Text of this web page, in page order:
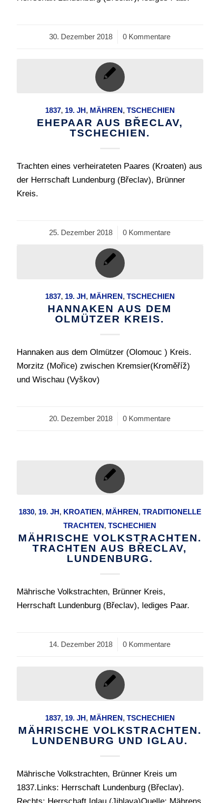
30. Dezember 2018
/ 0 Kommentare
1837, 19. JH, MÄHREN, TSCHECHIEN
EHEPAAR AUS BŘECLAV,
TSCHECHIEN.
Trachten eines verheirateten Paares (Kroaten) aus
der Herrschaft Lundenburg (Břeclav), Brünner
Kreis.
25. Dezember 2018
/ 0 Kommentare
1837, 19. JH, MÄHREN, TSCHECHIEN
HANNAKEN AUS DEM
OLMÜTZER KREIS.
Hannaken aus dem Olmützer (Olomouc ) Kreis.
Morzitz (Mořice) zwischen Kremsier(Kroměříž)
und Wischau (Vyškov)
20. Dezember 2018
/ 0 Kommentare
1830, 19. JH, KROATIEN, MÄHREN, TRADITIONELLE
TRACHTEN,TSCHECHIEN
MÄHRISCHE VOLKSTRACHTEN.
TRACHTEN AUS BŘECLAV,
LUNDENBURG.
Mährische Volkstrachten, Brünner Kreis,
Herrschaft Lundenburg (Břeclav), lediges Paar.
14. Dezember 2018
/ 0 Kommentare
1837, 19. JH, MÄHREN, TSCHECHIEN
MÄHRISCHE VOLKSTRACHTEN.
LUNDENBURG UND IGLAU.
Mährische Volkstrachten, Brünner Kreis um
1837.Links: Herrschaft Lundenburg (Břeclav).